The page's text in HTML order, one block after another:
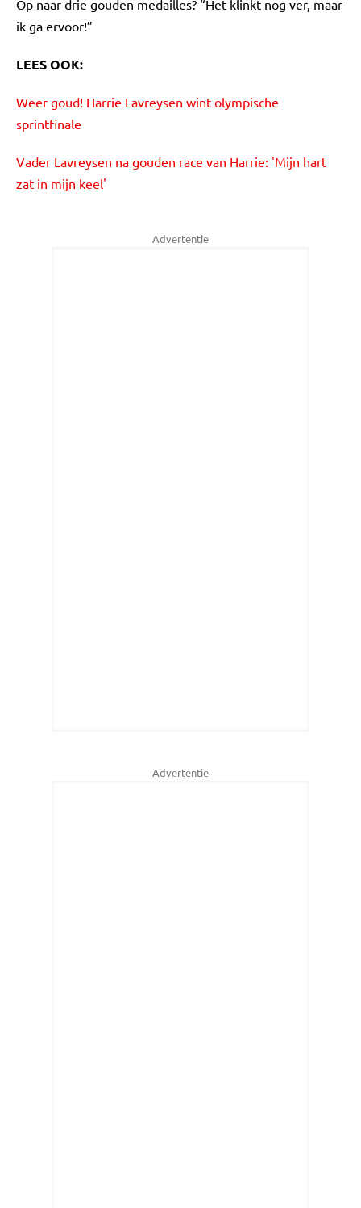
Op naar drie gouden medailles? “Het klinkt nog ver, maar
ik ga ervoor!”
LEES OOK:
Weer goud! Harrie Lavreysen wint olympische
sprintfinale
Vader Lavreysen na gouden race van Harrie: 'Mijn hart
zat in mijn keel'
Advertentie
Advertentie